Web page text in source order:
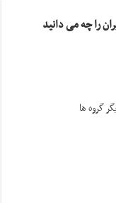
را چه می دانید
گروه ها